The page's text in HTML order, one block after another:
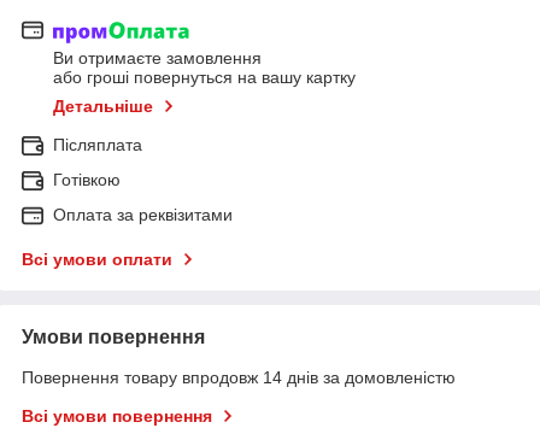
Ви отримаєте замовлення
або гроші повернуться на вашу картку
Детальніше
Післяплата
Готівкою
Оплата за реквізитами
Всі умови оплати
Умови повернення
Повернення товару впродовж 14 днів за домовленістю
Всі умови повернення